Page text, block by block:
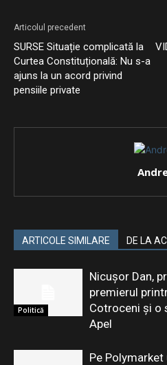
Articolul precedent
SURSE Situație complicată la
Curtea Constituțională: Nu s-a
ajuns la un acord privind
pensiile private
ARTICOLE SIMILARE DE LA
Politică
Nicușor Dan,
premierul
Cotroceni și o
Apel
Pe